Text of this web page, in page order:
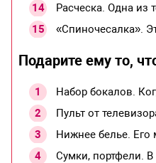
Расческа. Одна из
«Спиночесалка».
Подарите ему то,
Набор бокалов.
Пульт от
Нижнее белье. Его
Сумки, портфели.